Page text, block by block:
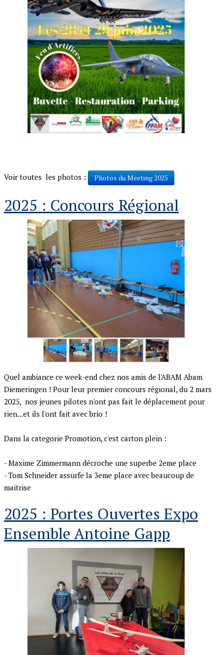
Voir toutes les photos : Photos du Meeting 2025
2025 : Concours Régional
Quel ambiance ce week-end chez nos amis de l'ABAM Abam
Diemeringen ! Pour leur premier concours régional, du 2 mars
2025, nos jeunes pilotes n'ont pas fait le déplacement pour
rien...et ils l'ont fait avec brio !
Dans la categorie Promotion, c'est carton plein :
- Maxime Zimmermann décroche une superbe 2eme place
- Tom Schneider assurfe la 3eme place avec beaucoup de
maitrise
2025 : Portes Ouvertes Expo
Ensemble Antoine Gapp